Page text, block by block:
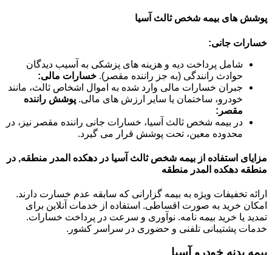
پوشش های بیمه شخص ثالث آسیا
خسارات جانی:
شامل پرداخت دیه و هزینه های پزشکی به آسیب دیدگان
حوادث رانندگی (به جز راننده مقصر). خسارات مالی:
جبران خسارات مالی وارد شده به اموال اشخاص ثالث، مانند
خودرو، ساختمان یا سایر ارزش های مالی. پوشش راننده
مقصر:
در بیمه شخص ثالث آسیا، خسارات جانی راننده مقصر نیز، در
محدوده معین، تحت پوشش قرار می گیرد.
مزایای استفاده از بیمه شخص ثالث آسیا در دهکده المدر منطقه, در
منطقه دهکده المدر منطقه
ارائه تخفیفات ویژه به بیمه گزارانی که سابقه عدم خسارت دارند.
امکان خرید به صورت اقساطی. استفاده از خدمات آنلاین برای
تمدید یا خرید بیمه نامه. نوآوری و سرعت در پرداخت خسارات.
خدمات پشتیبانی تلفنی و حضوری در سراسر کشور.
بیمه بدنه خودرو آسیا